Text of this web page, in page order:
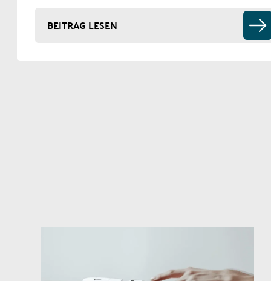
BEITRAG LESEN